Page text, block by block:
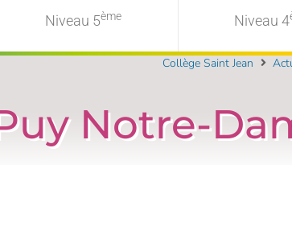
Niveau 5ème Niveau 4
Collège Saint Jean
Notre-